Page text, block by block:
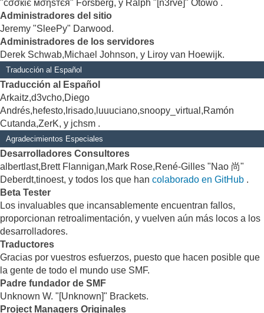
"cσσкιє мσηѕтєя" Forsberg, y Ralph "[n3rve]" Otowo .
Administradores del sitio
Jeremy "SleePy" Darwood.
Administradores de los servidores
Derek Schwab,Michael Johnson, y Liroy van Hoewijk.
Traducción al Español
Traducción al Español
Arkaitz,d3vcho,Diego
Andrés,hefesto,Irisado,luuuciano,snoopy_virtual,Ramón
Cutanda,ZerK, y jchsm .
Agradecimientos Especiales
Desarrolladores Consultores
albertlast,Brett Flannigan,Mark Rose,René-Gilles "Nao 尚"
Deberdt,tinoest, y todos los que han colaborado en GitHub .
Beta Tester
Los invaluables que incansablemente encuentran fallos,
proporcionan retroalimentación, y vuelven aún más locos a los
desarrolladores.
Traductores
Gracias por vuestros esfuerzos, puesto que hacen posible que
la gente de todo el mundo use SMF.
Padre fundador de SMF
Unknown W. "[Unknown]" Brackets.
Project Managers Originales